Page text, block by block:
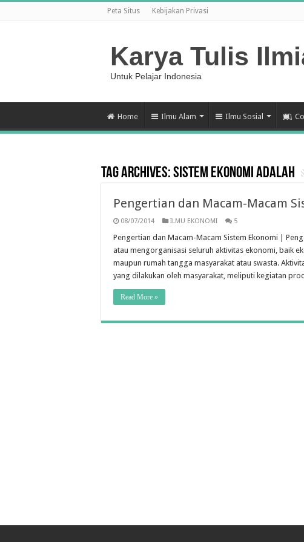
Peta Situs Kebijakan Privasi
Karya Tulis
Untuk Pelajar Indonesia
Home Ilmu Alam Ilmu Sosial
Tag Archives:Sistem Ekonomi adalah
Pengertian dan Macam-Macam
08/07/2014 ILMU EKONOMI 5
Pengertian dan Macam-Macam Sistem Ekonomi |
atau mengorgani­sasi seluruh aktivitas ekonomi, baik
maupun rumah tangga masyarakat atau swasta.
yang dilakukan oleh masyarakat, meliputi kegiatan
Read More »